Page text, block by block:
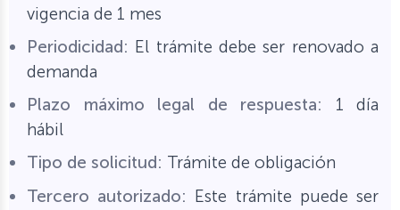
vigencia de 1 mes
Periodicidad: El trámite debe ser renovado a
demanda
Plazo máximo legal de respuesta:
1 día
hábil
Tipo de solicitud: Trámite de obligación
Tercero autorizado: Este trámite puede ser